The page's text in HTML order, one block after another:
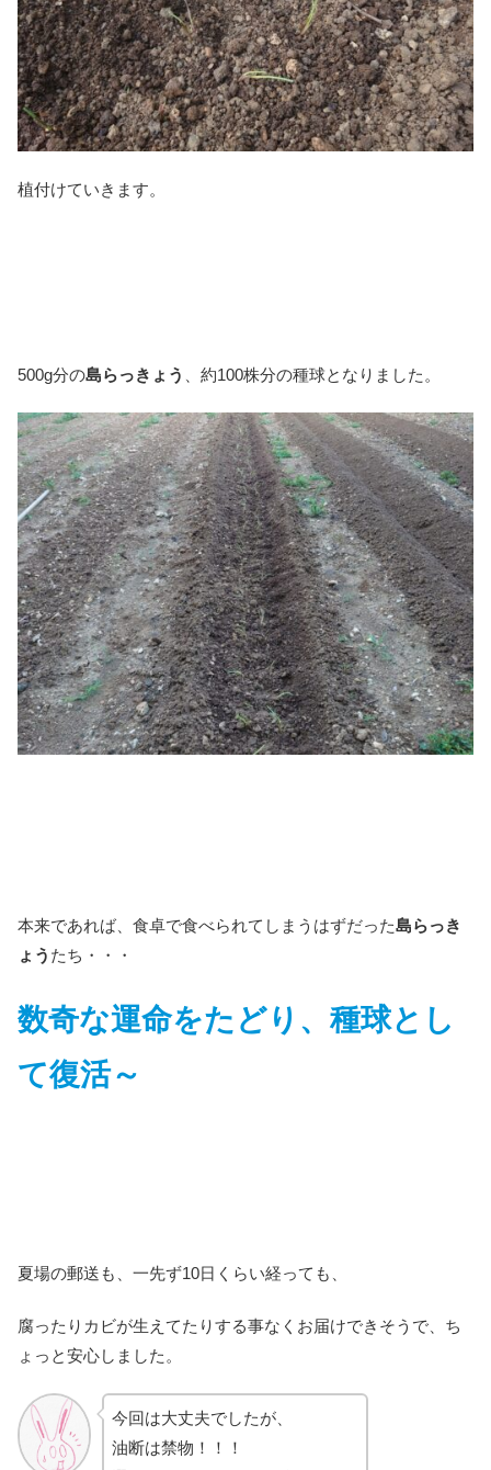
植付けていきます。
500g分の島らっきょう 、約100株分の種球となりました。
本来であれば、食卓で食べられてしまうはずだった島らっき
ょう たち・・・
数奇な運命をたどり、種球とし
て復活～
夏場の郵送も、一先ず10日くらい経っても、
腐ったりカビが生えてたりする事なくお届けできそうで、ち
ょっと安心しました。
今回は大丈夫でしたが、
油断は禁物！！！